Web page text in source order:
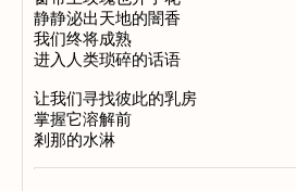
静静泌出天地的闇香
我们终将成熟
进入人类琐碎的话语
让我们寻找彼此的乳房
掌握它溶解前
剎那的水淋